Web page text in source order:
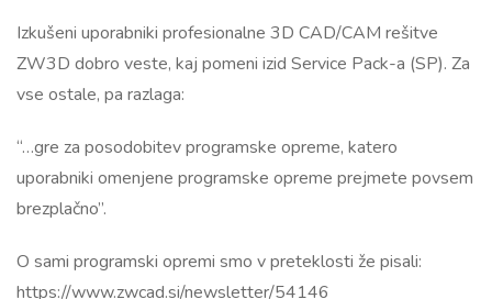
Izkušeni uporabniki profesionalne 3D CAD/CAM rešitve
ZW3D dobro veste, kaj pomeni izid Service Pack-a (SP). Za
vse ostale, pa razlaga:
“…gre za posodobitev programske opreme, katero
uporabniki omenjene programske opreme prejmete povsem
brezplačno”.
O sami programski opremi smo v preteklosti že pisali:
https://www.zwcad.si/newsletter/54146